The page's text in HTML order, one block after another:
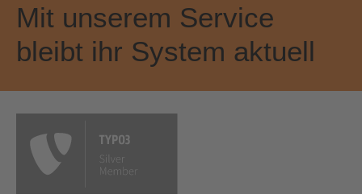
Mit unserem Service
bleibt ihr System aktuell